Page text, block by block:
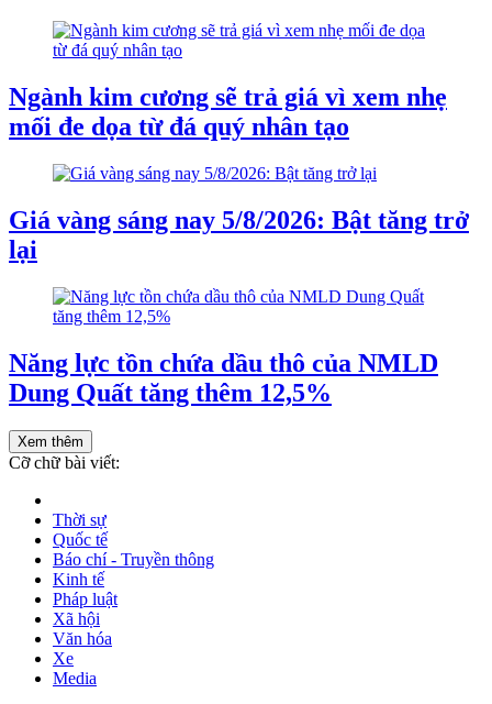
Ngành kim cương sẽ trả giá vì xem nhẹ
mối đe dọa từ đá quý nhân tạo
Giá vàng sáng nay 5/8/2026: Bật tăng trở
lại
Năng lực tồn chứa dầu thô của NMLD
Dung Quất tăng thêm 12,5%
Xem thêm
Cỡ chữ bài viết:
Thời sự
Quốc tế
Báo chí - Truyền thông
Kinh tế
Pháp luật
Xã hội
Văn hóa
Xe
Media